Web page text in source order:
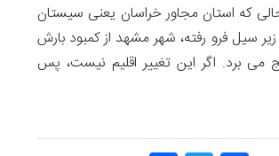
که استان مجاور خراسان یعنی سیستان
سیل فرو رفته، شهر مشهد از کمبود بارش
می برد. اگر این تغییر اقلیم نیست، پس